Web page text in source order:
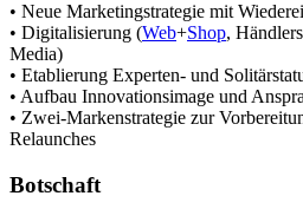
• Neue Marketingstrategie mit
• Digitalisierung (Web+Shop,
Media)
• Etablierung Experten- und
• Aufbau Innovationsimage und
• Zwei-Markenstrategie zur
Relaunches
Botschaft